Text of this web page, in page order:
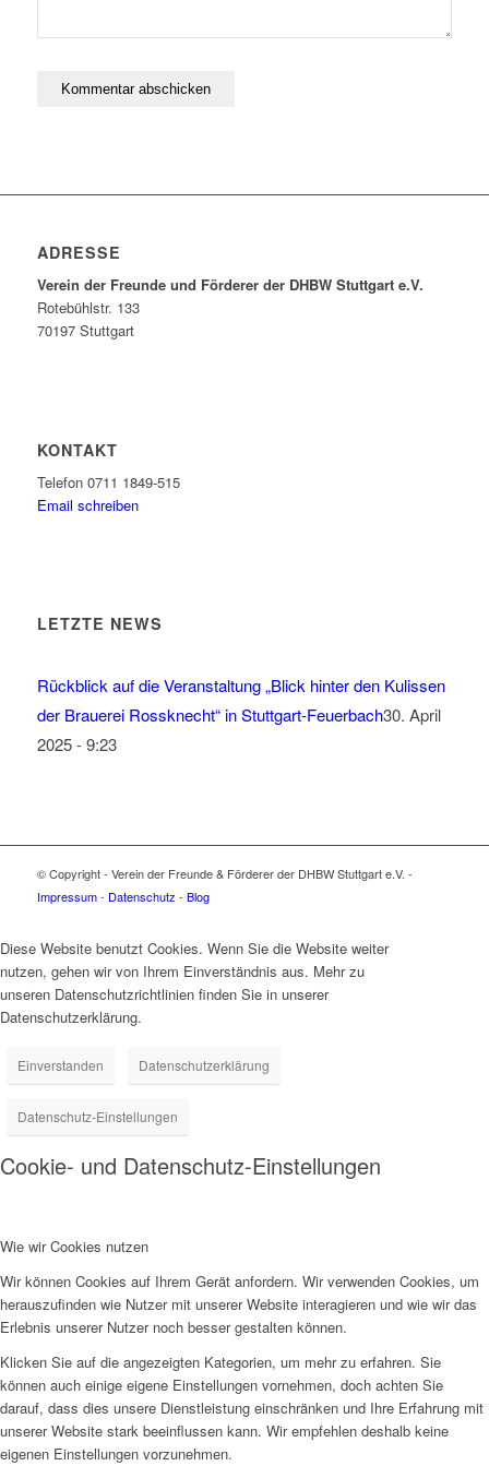
ADRESSE
Verein der Freunde und Förderer der DHBW Stuttgart e.V.
Rotebühlstr. 133
70197 Stuttgart
KONTAKT
Telefon 0711 1849-515
Email schreiben
LETZTE NEWS
Rückblick auf die Veranstaltung „Blick hinter den Kulissen
der Brauerei Rossknecht“ in Stuttgart-Feuerbach30. April
2025 - 9:23
© Copyright - Verein der Freunde & Förderer der DHBW Stuttgart e.V. -
Impressum- Datenschutz - Blog
Diese Website benutzt Cookies. Wenn Sie die Website weiter
nutzen, gehen wir von Ihrem Einverständnis aus. Mehr zu
unseren Datenschutzrichtlinien finden Sie in unserer
Datenschutzerklärung.
Einverstanden Datenschutzerklärung
Datenschutz-Einstellungen
Cookie- und Datenschutz-Einstellungen
Wie wir Cookies nutzen
Wir können Cookies auf Ihrem Gerät anfordern. Wir verwenden Cookies, um
herauszufinden wie Nutzer mit unserer Website interagieren und wie wir das
Erlebnis unserer Nutzer noch besser gestalten können.
Klicken Sie auf die angezeigten Kategorien, um mehr zu erfahren. Sie
können auch einige eigene Einstellungen vornehmen, doch achten Sie
darauf, dass dies unsere Dienstleistung einschränken und Ihre Erfahrung mit
unserer Website stark beeinflussen kann. Wir empfehlen deshalb keine
eigenen Einstellungen vorzunehmen.